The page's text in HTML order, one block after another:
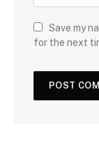
Save my
for the next